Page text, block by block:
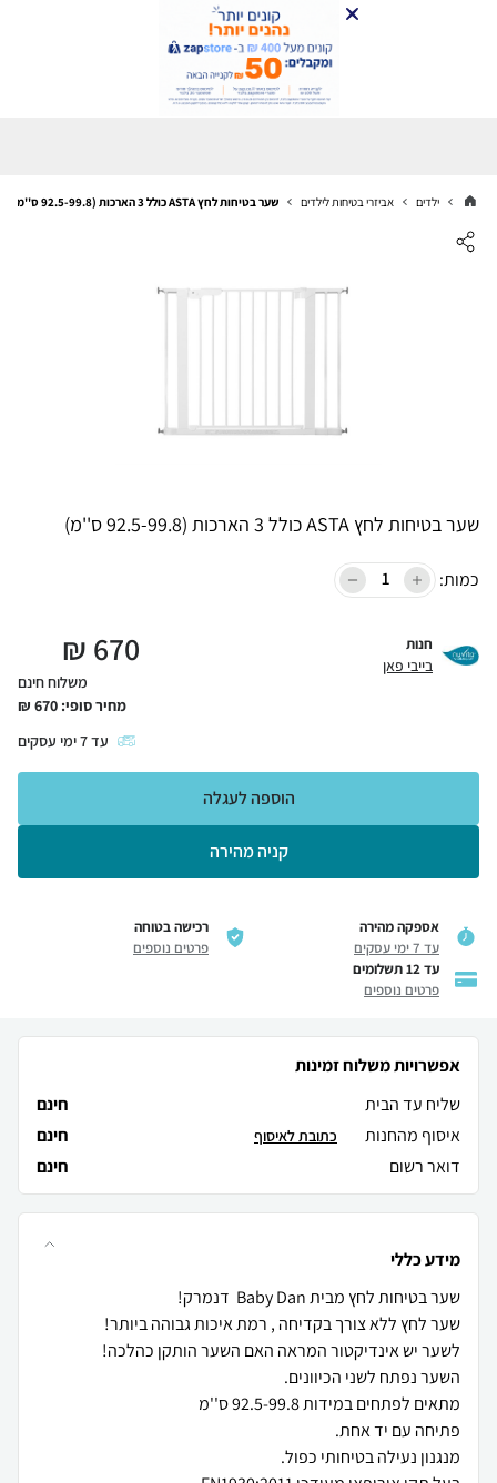
ילדים אביזרי בטיחות לילדים שער בטיחות לחץ ASTA כולל 3 הארכות (92.5-99.8 ס''מ)
שער בטיחות לחץ ASTA כולל 3 הארכות (92.5-99.8 ס''מ)
כמות:
חנות
בייבי פאן 670
₪
משלוח חינם
מחיר סופי: 670
₪
עד7ימי עסקים
קניה מהירה
הוספה לעגלה
אספקה מהירה
עד 7 ימי עסקים
רכישה בטוחה
פרטים נוספים
עד 12 תשלומים
פרטים נוספים
אפשרויות משלוח זמינות
שליח עד הבית
חינם
איסוף מהחנות
חינם כתובת לאיסוף
דואר רשום חינם
מידע כללי